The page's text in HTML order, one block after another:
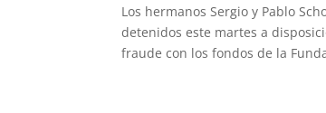
Los hermanos Sergio y Pablo
detenidos este martes a
fraude con los fondos de la